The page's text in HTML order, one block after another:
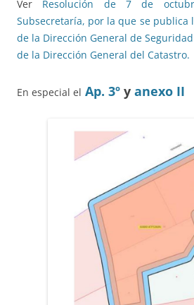
Ver Resolución de 7 de
Subsecretaría, por la que se publica
de la Dirección General de
de la Dirección General del Catastro.
En especial el Ap. 3º y anexo II